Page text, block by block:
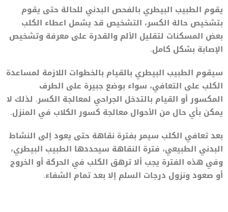
يقوم الطبيب البيطري بالفحص البدني للحالة حتى يقوم
بتشخيص حالة الكسر، التشخيص قد يشمل اعطاء الكلب
بعض المسكنات لتقليل الألم والقدرة على معرفة وتشخيص
الإصابة بشكل كامل.
سيقوم الطبيب البيطري بالقيام بالخطوات اللازمة لمساعدة
الكلب على التعافي، سواء بوضع جبيرة على الطرف
المكسور أو القيام بالتدخل الجراحي لمعالجة الكسر. لذلك لا
يمكن بأي حال من الأحوال معالجة كسور الكلاب في المنزل.
بعد تعافي الكلب سيمر بفترة نقاهة حتى يعود إلى النشاط
البدني الطبيعي، فترة النقاهة سيحددها الطبيب البيطري،
وفي هذه الفترة يجب ألا ترهق الكلب في الحركة أو الخروج
أو صعود ونزول درجات السلم إلا بعد تمام الشفاء.